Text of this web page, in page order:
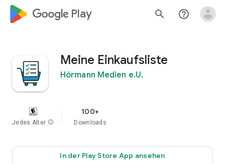
google_logo Play search help_outline
Meine Einkaufsliste
Hörmann Medien e.U.
Jedes Alter info
100+
Downloads
In der Play Store App ansehen